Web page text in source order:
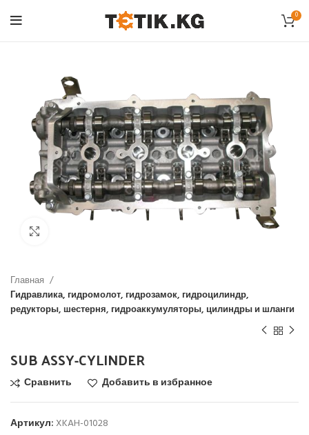
0
Главная
Гидравлика, гидромолот, гидрозамок, гидроцилиндр,
редукторы, шестерня, гидроаккумуляторы, цилиндры и шланги
SUB ASSY-CYLINDER
Сравнить Добавить в избранное
Артикул: XKAH-01028